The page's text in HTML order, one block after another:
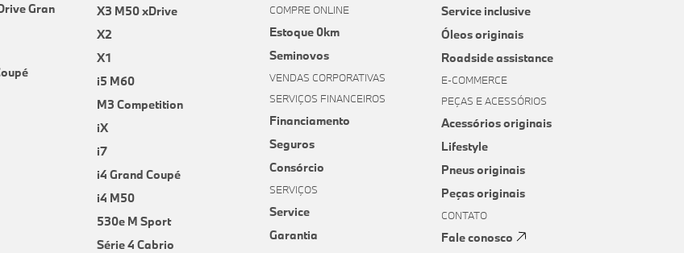
Gran
X3 M50 xDrive
X2
X1
i5 M60
M3 Competition
iX
i7
i4 Grand Coupé
i4 M50
530e M Sport
Série 4 Cabrio
COMPRE ONLINE
Estoque 0km
Seminovos
VENDAS CORPORATIVAS
SERVIÇOS FINANCEIROS
Financiamento
Seguros
Consórcio
SERVIÇOS
Service
Garantia
Service inclusive
Óleos originais
Roadside assistance
E-COMMERCE
PEÇAS E ACESSÓRIOS
Acessórios originais
Lifestyle
Pneus originais
Peças originais
CONTATO
Fale conosco